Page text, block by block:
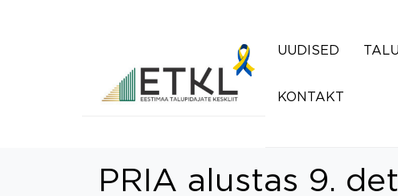
UUDISED
KONTAKT
PRIA alustas 9.